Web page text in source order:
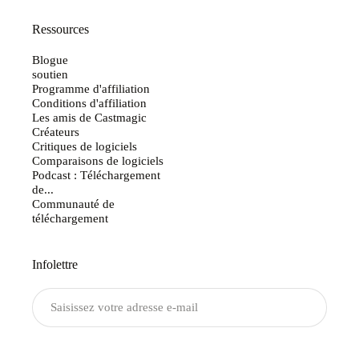
Ressources
Blogue
soutien
Programme d'affiliation
Conditions d'affiliation
Les amis de Castmagic
Créateurs
Critiques de logiciels
Comparaisons de logiciels
Podcast : Téléchargement
de...
Communauté de
téléchargement
Infolettre